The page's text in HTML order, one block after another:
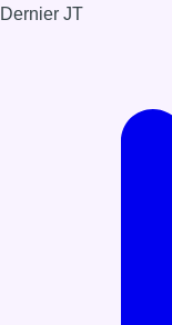
Dernier JT